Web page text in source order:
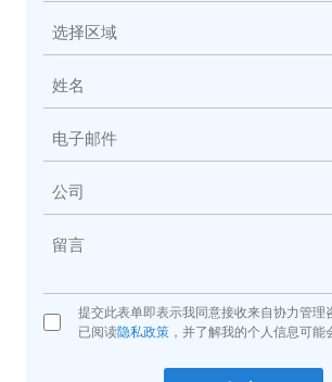
提交此表单即表示我同意接收来自协力管理
已阅读隐私政策，并了解我的个人信息可能